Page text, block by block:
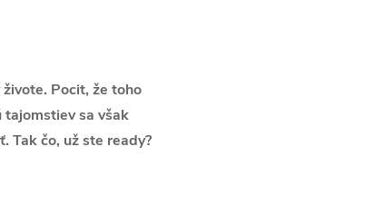
Pocit, že toho
sa však
Tak čo, už ste ready?